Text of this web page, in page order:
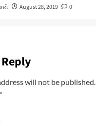
August 28, 2019 0
will not be published.
*